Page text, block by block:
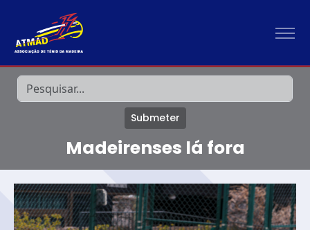
Submeter
Madeirenses lá fora